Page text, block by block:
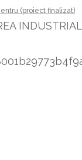
(proiect finalizat)